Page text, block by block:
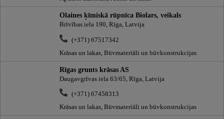
Olaines ķīmiskā rūpnīca Biolars, veikals
Brīvības iela 190, Rīga, Latvija
(+371) 67517342
Krāsas un lakas, Būvmateriāli un būvkonstrukcijas
Rīgas grunts krāsas AS
Daugavgrīvas iela 63/65, Rīga, Latvija
(+371) 67458313
Krāsas un lakas, Būvmateriāli un būvkonstrukcijas